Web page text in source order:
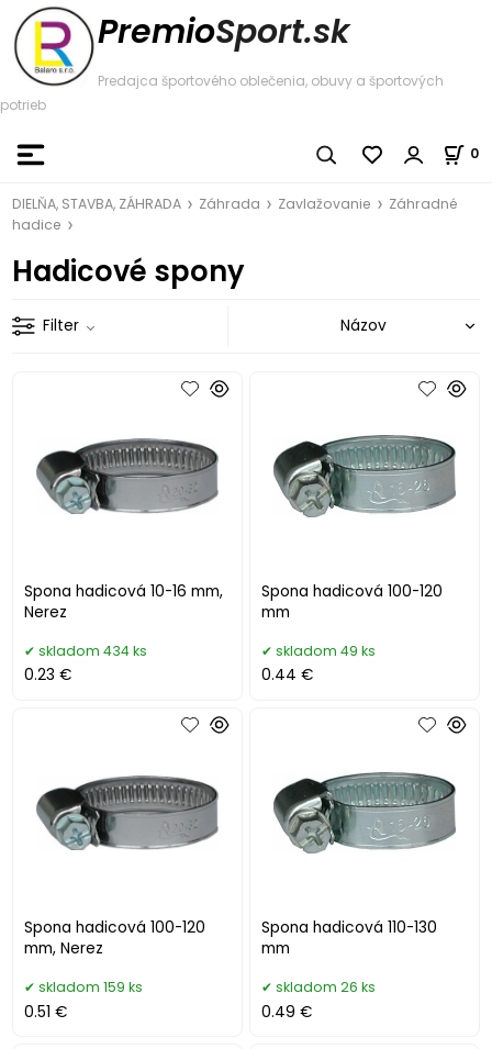
PremioSport.sk
Predajca športového oblečenia, obuvy a športových
potrieb
0
DIELŇA, STAVBA, ZÁHRADA Záhrada Zavlažovanie
Záhradné
hadice
Hadicové spony
Filter
Spona hadicová 10-16 mm,
Nerez
skladom 434 ks
0.23 €
Spona hadicová 100-120
mm
skladom 49 ks
0.44 €
Spona hadicová 100-120
mm, Nerez
skladom 159 ks
0.51 €
Spona hadicová 110-130
mm
skladom 26 ks
0.49 €